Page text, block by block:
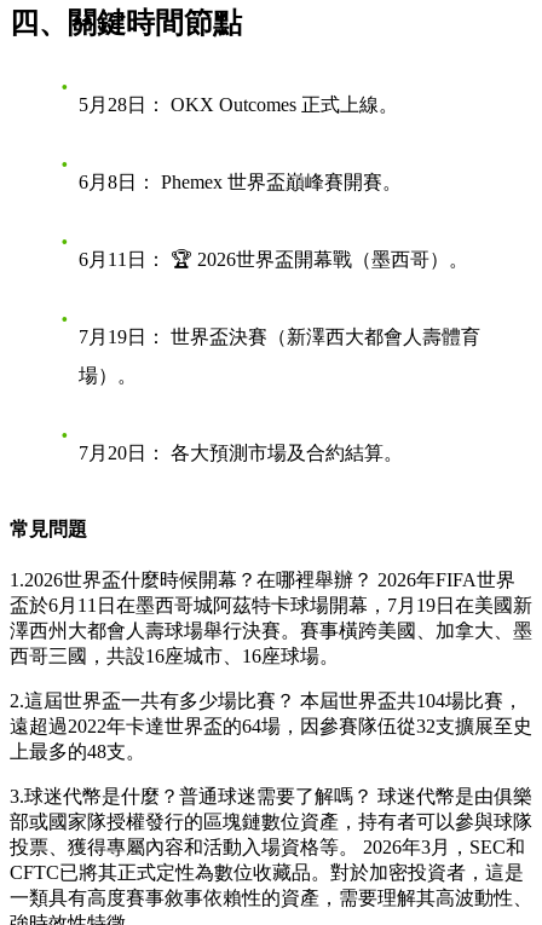
四、關鍵時間節點
5月28日： OKX Outcomes 正式上線。
6月8日： Phemex 世界盃巔峰賽開賽。
6月11日： 🏆 2026世界盃開幕戰（墨西哥） 。
7月19日：
世界盃決賽（新澤西大都會人壽體育
場）。
7月20日： 各大預測市場及合約結算。
常見問題
1.2026世界盃什麼時候開幕？在哪裡舉辦？ 2026年FIFA世界
盃於6月11日在墨西哥城阿茲特卡球場開幕，7月19日在美國新
澤西州大都會人壽球場舉行決賽。賽事橫跨美國、加拿大、墨
西哥三國，共設16座城市、16座球場。
2.這屆世界盃一共有多少場比賽？ 本屆世界盃共104場比賽，
遠超過2022年卡達世界盃的64場，因參賽隊伍從32支擴展至史
上最多的48支。
3.球迷代幣是什麼？普通球迷需要了解嗎？ 球迷代幣是由俱樂
部或國家隊授權發行的區塊鏈數位資產，持有者可以參與球隊
投票、獲得專屬內容和活動入場資格等。 2026年3月，SEC和
CFTC已將其正式定性為數位收藏品。對於加密投資者，這是
一類具有高度賽事敘事依賴性的資產，需要理解其高波動性、